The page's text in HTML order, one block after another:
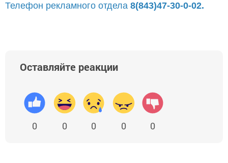
Телефон рекламного отдела 8(843)47-30-0-02.
Оставляйте реакции
0 0 0 0 0